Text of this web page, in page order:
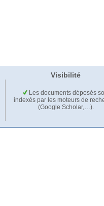
Visibilité
Les documents déposés
indexés par les moteurs de
(Google Scholar,…).